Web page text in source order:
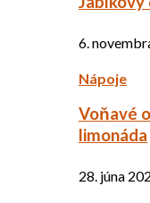
6.
Nápoje
Voňavé
limonáda
28. júna